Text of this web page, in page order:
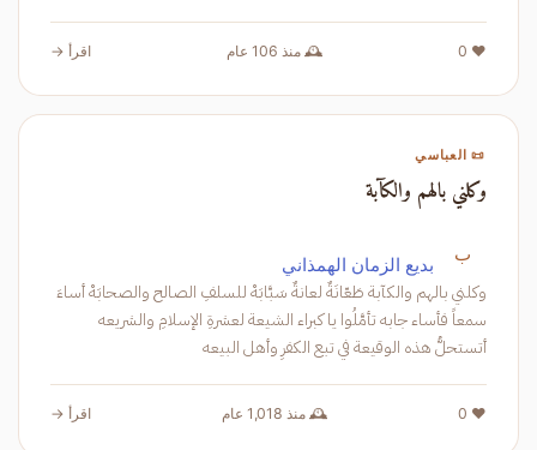
❤️ 0 🕰️ منذ 106 عام اقرأ →
📜 العباسي
وكلني بالهم والكآبة
ب بديع الزمان الهمذاني
وكلني بالهم والكآبة طَعّانَةٌ لعانةٌ سَبَّابَهْ للسلفِ الصالح والصحابَهْ أساءَ
سمعاً فأساء جابه تأمَّلُوا يا كبراء الشيعة لعشرةِ الإسلامِ والشريعه
أتستحلُّ هذه الوقيعة في تبع الكفرِ وأهل البيعه
❤️ 0 🕰️ منذ 1,018 عام اقرأ →